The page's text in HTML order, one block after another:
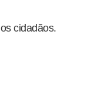
cidadãos.